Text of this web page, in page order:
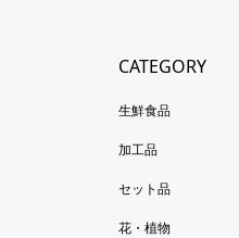
CATEGORY
生鮮食品
加工品
セット品
花・植物